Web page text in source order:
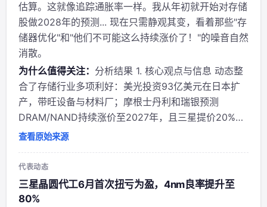
估算。这就像追踪通胀率一样。我从年初就开始对存储
股做2028年的预测... 现在只需静观其变，看着那些"存
储器优化"和"他们不可能这么持续涨价了！"的噪音自然
消散。
为什么值得关注： 分析结果 1. 核心观点与信息 动态整
合了存储行业多项利好：美光投资93亿美元在日本扩
产，带旺设备与材料厂；摩根士丹利和瑞银预测
DRAM/NAND持续涨价至2027年，且三星提价20%超
过TrendForce预期；作者强调复合涨价效应被市场低
作者背景与立场 作者@...
查看原始来源
代表动态
三星晶圆代工6月首次扭亏为盈，4nm良率提升至
80%